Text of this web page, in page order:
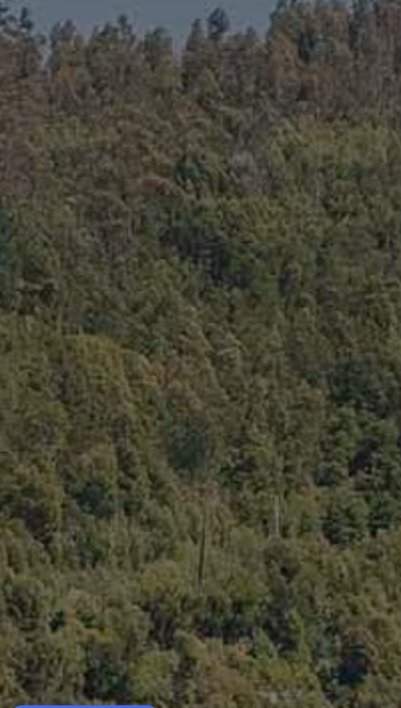
Städte, Berg und Schnee, Strand
Wälder, Seen und Vulkane
Wälder, Patagonien, Berg und Schnee
Nach Landschaft
Antarktis
Wälder
Städte
Wüste und Altiplano
Inseln
Seen und Flüsse
Berg und Schnee
LANDSCHAFTEN REGIONEN
AKTIVITÄTEN
HIGHLIGHTS
Weinrouten und Gastronomie
Himmelsbeobachtung
Kultur und Kulturerbe
LANDSCHAFTEN REGIONEN
AKTIVITÄTEN
HIGHLIGHTS
LANDSCHAFTEN REGIONEN
AKTIVITÄTEN
HIGHLIGHTS